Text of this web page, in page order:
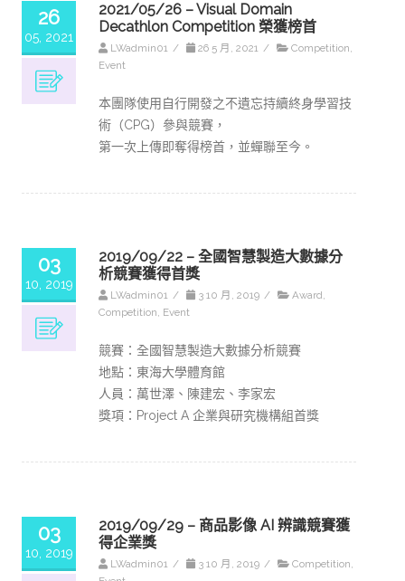
26
05, 2021
2021/05/26 – Visual Domain
Decathlon Competition 榮獲榜首
LWadmin01 / 26 5 月, 2021 / Competition,
Event
本團隊使用自行開發之不遺忘持續終身學習技
術（CPG）參與競賽，
第一次上傳即奪得榜首，並蟬聯至今。
03
10, 2019
2019/09/22 – 全國智慧製造大數據分
析競賽獲得首獎
LWadmin01 / 3 10 月, 2019 / Award,
Competition, Event
競賽：全國智慧製造大數據分析競賽
地點：東海大學體育館
人員：萬世澤、陳建宏、李家宏
獎項：Project A 企業與研究機構組首獎
03
10, 2019
2019/09/29 – 商品影像 AI 辨識競賽獲
得企業獎
LWadmin01 / 3 10 月, 2019 / Competition,